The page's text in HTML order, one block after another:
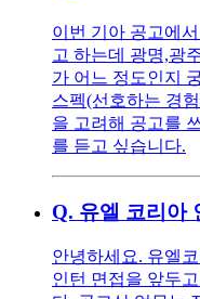
이번 기아 공고에
고 하는데 광명,광
가 어느 정도인지
스펙(선호하는 경
을 고려해 공고를
를 듣고 싶습니다.
Q. 유엘 코리아
안녕하세요. 유엘
인턴 면접을 앞두